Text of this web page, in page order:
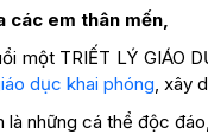
các em thân mến,
một TRIẾT LÝ GIÁO
dục khai phóng , xây
những cá thể độc